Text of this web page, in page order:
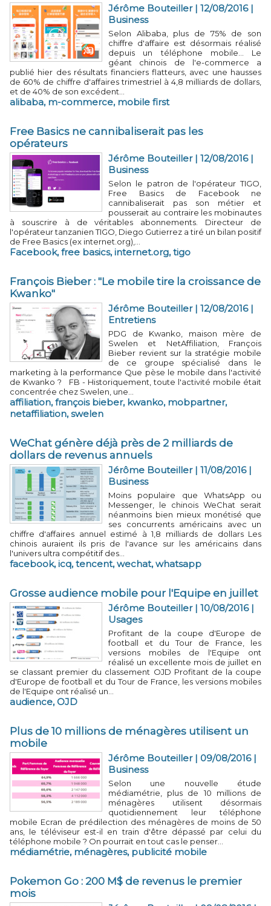
Jérôme Bouteiller | 12/08/2016|
Business
Selon Alibaba, plus de 75% de son
chiffre d'affaire est désormais réalisé
depuis un téléphone mobile... Le
géant chinois de l'e-commerce a
publié hier des résultats financiers flatteurs, avec une hausses
de 60% de chiffre d'affaires trimestriel à 4,8 milliards de dollars,
et de 40% de son excédent...
alibaba, m-commerce, mobile first
Free Basics ne cannibaliserait pas les
opérateurs
Jérôme Bouteiller | 12/08/2016|
Business
Selon le patron de l'opérateur TIGO,
Free Basics de Facebook ne
cannibaliserait pas son métier et
pousserait au contraire les mobinautes
à souscrire à de véritables abonnements. Directeur de
l'opérateur tanzanien TIGO, Diego Gutierrez a tiré un bilan positif
de Free Basics (ex internet.org),...
Facebook,free basics,internet.org,tigo
François Bieber : "Le mobile tire la croissance de
Kwanko"
Jérôme Bouteiller | 12/08/2016|
Entretiens
PDG de Kwanko, maison mère de
Swelen et NetAffiliation, François
Bieber revient sur la stratégie mobile
de ce groupe spécialisé dans le
marketing à la performance Que pèse le mobile dans l'activité
de Kwanko ? FB - Historiquement, toute l'activité mobile était
concentrée chez Swelen, une...
affiliation,françois bieber, kwanko, mobpartner,
netaffiliation,swelen
WeChat génère déjà près de 2 milliards de
dollars de revenus annuels
Jérôme Bouteiller | 11/08/2016|
Business
Moins populaire que WhatsApp ou
Messenger, le chinois WeChat serait
néanmoins bien mieux monétisé que
ses concurrents américains avec un
chiffre d'affaires annuel estimé à 1,8 milliards de dollars Les
chinois auraient ils pris de l'avance sur les américains dans
l'univers ultra compétitif des...
facebook,icq,tencent,wechat,whatsapp
Grosse audience mobile pour l'Equipe en juillet
Jérôme Bouteiller | 10/08/2016|
Usages
Profitant de la coupe d'Europe de
football et du Tour de France, les
versions mobiles de l'Equipe ont
réalisé un excellente mois de juillet en
se classant premier du classement OJD Profitant de la coupe
d'Europe de football et du Tour de France, les versions mobiles
de l'Equipe ont réalisé un...
audience, OJD
Plus de 10 millions de ménagères utilisent un
mobile
Jérôme Bouteiller | 09/08/2016|
Business
Selon une nouvelle étude
médiamétrie, plus de 10 millions de
ménagères utilisent désormais
quotidiennement leur téléphone
mobile Ecran de prédilection des ménagères de moins de 50
ans, le téléviseur est-il en train d'être dépassé par celui du
téléphone mobile ? On pourrait en tout cas le penser...
médiamétrie, ménagères, publicité mobile
Pokemon Go : 200 M$ de revenus le premier
mois